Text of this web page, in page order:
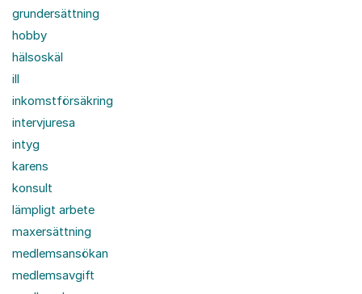
grundersättning
hobby
hälsoskäl
ill
inkomstförsäkring
intervjuresa
intyg
karens
konsult
lämpligt arbete
maxersättning
medlemsansökan
medlemsavgift